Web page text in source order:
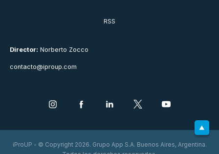
Director: Norberto Zocco
contacto@iproup.com
RSS
iProUP - © Copyright 2026. Grupo App S.A. Buenos Aires, Argentina.